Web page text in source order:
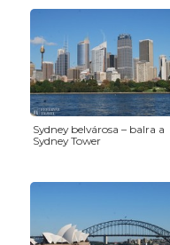
Sydney belvárosa – balra a
Sydney Tower